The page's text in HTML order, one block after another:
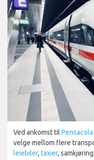
Ved ankomst til
velge mellom flere
leiebiler, taxier,